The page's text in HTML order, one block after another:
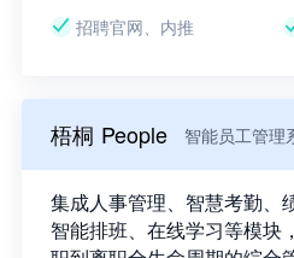
招聘官网、内推
梧桐 People 智能员工管理
集成人事管理、智慧考勤、
智能排班、在线学习等模块